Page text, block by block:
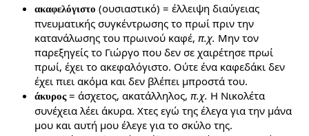
ακαφελόγιστο (ουσιαστικό) = έλλειψη διαύγειας
πνευματικής συγκέντρωσης το πρωί πριν την
κατανάλωσης του πρωινού καφέ, π.χ. Μην τον
παρεξηγείς το Γιώργο που δεν σε χαιρέτησε πρωί
πρωί, έχει το ακεφαλόγιστο. Ούτε ένα καφεδάκι δεν
έχει πιει ακόμα και δεν βλέπει μπροστά του.
άκυρος= άσχετος, ακατάλληλος, π.χ. Η Νικολέτα
συνέχεια λέει άκυρα. Χτες εγώ της έλεγα για την μάνα
μου και αυτή μου έλεγε για το σκύλο της.